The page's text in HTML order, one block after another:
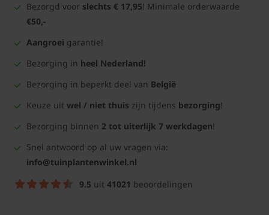
Bezorgd voor slechts € 17,95! Minimale orderwaarde
€50,-
Aangroei garantie!
Bezorging in heel Nederland!
Bezorging in beperkt deel van België
Keuze uit wel / niet thuis zijn tijdens bezorging!
Bezorging binnen 2 tot uiterlijk 7 werkdagen!
Snel antwoord op al uw vragen via:
info@tuinplantenwinkel.nl
9.5 uit 41021 beoordelingen